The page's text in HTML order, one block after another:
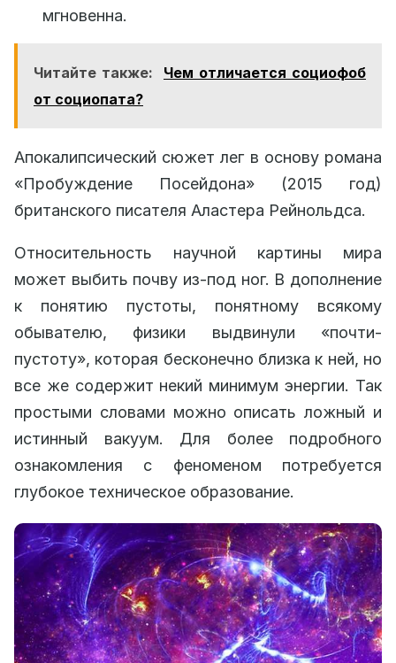
мгновенна.
Читайте также:
Чем отличается социофоб
от социопата?
Апокалипсический сюжет лег в основу романа
«Пробуждение Посейдона» (2015 год)
британского писателя Аластера Рейнольдса.
Относительность научной картины мира
может выбить почву из-под ног. В дополнение
к понятию пустоты, понятному всякому
обывателю, физики выдвинули «почти-
пустоту», которая бесконечно близка к ней, но
все же содержит некий минимум энергии. Так
простыми словами можно описать ложный и
истинный вакуум. Для более подробного
ознакомления с феноменом потребуется
глубокое техническое образование.